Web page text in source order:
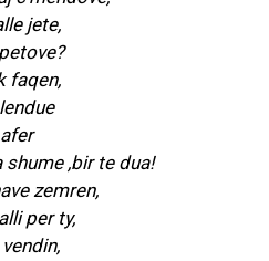
jete,
faqen,
,bir te dua!
zemren,
per ty,